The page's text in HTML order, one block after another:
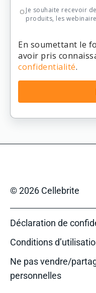
Je souhaite recevoir
produits, les
En soumettant le
avoir pris
confidentialité.
© 2026 Cellebrite
Déclaration de
Conditions
Ne pas vendre/
personnelles